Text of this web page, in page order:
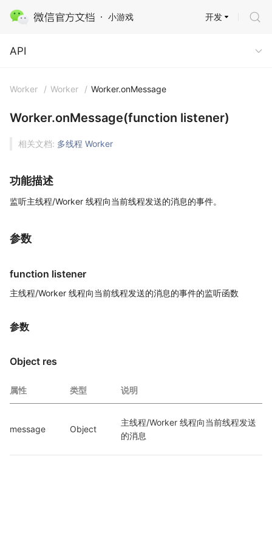
小游戏
API
开发
API
Worker / Worker / Worker.onMessage
Worker.onMessage(function listener)
相关文档: 多线程 Worker
功能描述
监听主线程/Worker 线程向当前线程发送的消息的事件。
参数
function listener
主线程/Worker 线程向当前线程发送的消息的事件的监听函数
参数
Object res
属性 类型 说明
message Object
主线程/Worker 线程向当前线程发送
的消息